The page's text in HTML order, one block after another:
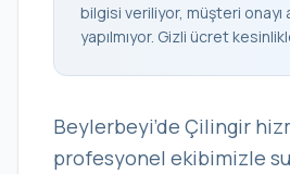
bilgisi veriliyor, müşteri onayı
yapılmıyor. Gizli ücret
Beylerbeyi’de Çilingir
profesyonel ekibimizle